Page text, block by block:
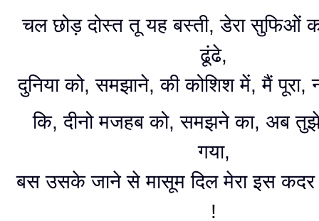
चल छोड़ दोस्त तू यह बस्ती, डेरा सुफिओं
ढूंढे,
दुनिया को, समझाने, की कोशिश में, मैं पूरा,
कि, दीनो मजहब को, समझने का, अब तुझे
गया,
बस उसके जाने से मासूम दिल मेरा इस कदर
!